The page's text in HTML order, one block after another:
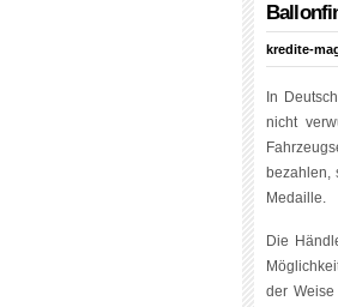
kredite-
In
nicht
bezahlen,
Medaille.
Die
der